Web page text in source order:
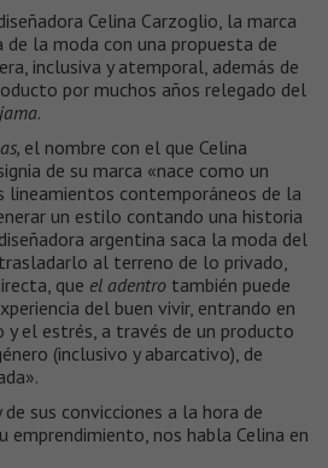
Celina Carzoglio, la marca
de la moda con una propuesta de
inclusiva y atemporal, además de
por muchos años relegado del
.
el nombre con el que Celina
de su marca «nace como un
lineamientos contemporáneos de la
un estilo contando una historia
argentina saca la moda del
al terreno de lo privado,
que el adentro también puede
del buen vivir, entrando en
y el estrés, a través de un producto
(inclusivo y abarcativo), de
sus convicciones a la hora de
emprendimiento, nos habla Celina en